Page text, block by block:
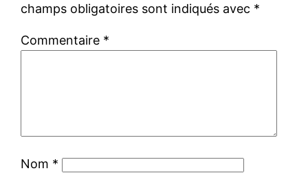
champs obligatoires sont indiqués avec *
Commentaire *
Nom *